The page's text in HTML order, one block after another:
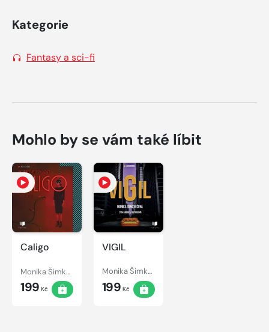
Kategorie
Fantasy a sci-fi
Mohlo by se vám také líbit
Caligo
Monika Šimkovičová
199 Kč
VIGIL
Monika Šimkovičová
199 Kč